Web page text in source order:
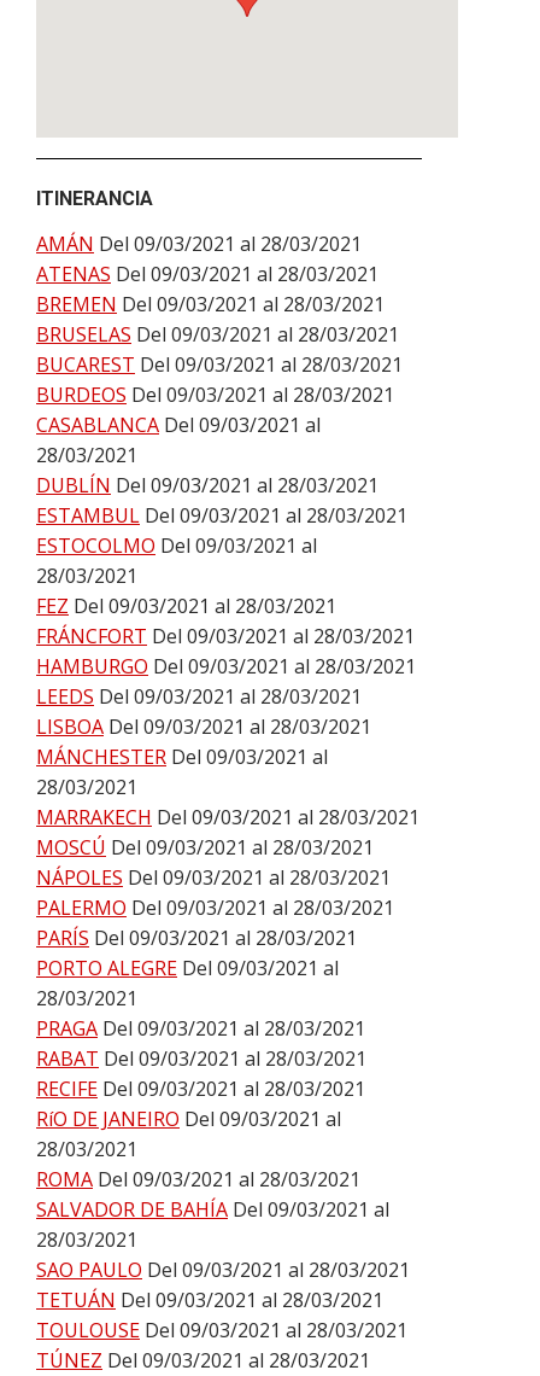
ITINERANCIA
AMÁN Del 09/03/2021 al 28/03/2021
ATENAS Del 09/03/2021 al 28/03/2021
BREMEN Del 09/03/2021 al 28/03/2021
BRUSELAS Del 09/03/2021 al 28/03/2021
BUCAREST Del 09/03/2021 al 28/03/2021
BURDEOS Del 09/03/2021 al 28/03/2021
CASABLANCA Del 09/03/2021 al
28/03/2021
DUBLÍN Del 09/03/2021 al 28/03/2021
ESTAMBUL Del 09/03/2021 al 28/03/2021
ESTOCOLMO Del 09/03/2021 al
28/03/2021
FEZ Del 09/03/2021 al 28/03/2021
FRÁNCFORT Del 09/03/2021 al 28/03/2021
HAMBURGO Del 09/03/2021 al 28/03/2021
LEEDS Del 09/03/2021 al 28/03/2021
LISBOA Del 09/03/2021 al 28/03/2021
MÁNCHESTER Del 09/03/2021 al
28/03/2021
MARRAKECH Del 09/03/2021 al 28/03/2021
MOSCÚ Del 09/03/2021 al 28/03/2021
NÁPOLES Del 09/03/2021 al 28/03/2021
PALERMO Del 09/03/2021 al 28/03/2021
PARÍS Del 09/03/2021 al 28/03/2021
PORTO ALEGRE Del 09/03/2021 al
28/03/2021
PRAGA Del 09/03/2021 al 28/03/2021
RABAT Del 09/03/2021 al 28/03/2021
RECIFE Del 09/03/2021 al 28/03/2021
RíO DE JANEIRO Del 09/03/2021 al
28/03/2021
ROMA Del 09/03/2021 al 28/03/2021
SALVADOR DE BAHÍA Del 09/03/2021 al
28/03/2021
SAO PAULO Del 09/03/2021 al 28/03/2021
TETUÁN Del 09/03/2021 al 28/03/2021
TOULOUSE Del 09/03/2021 al 28/03/2021
TÚNEZ Del 09/03/2021 al 28/03/2021